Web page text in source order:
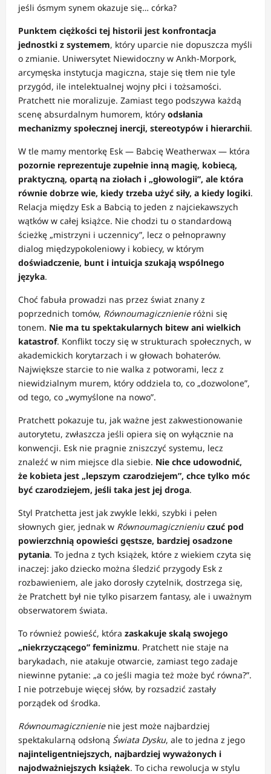
jeśli ósmym synem okazuje się… córka?
Punktem ciężkości tej historii jest konfrontacja
jednostki z systemem, który uparcie nie dopuszcza myśli
o zmianie. Uniwersytet Niewidoczny w Ankh-Morpork,
arcymęska instytucja magiczna, staje się tłem nie tyle
przygód, ile intelektualnej wojny płci i tożsamości.
Pratchett nie moralizuje. Zamiast tego podszywa każdą
scenę absurdalnym humorem, który odsłania
mechanizmy społecznej inercji, stereotypów i hierarchii.
W tle mamy mentorkę Esk — Babcię Weatherwax — która
pozornie reprezentuje zupełnie inną magię, kobiecą,
praktyczną, opartą na ziołach i „głowologii”, ale która
równie dobrze wie, kiedy trzeba użyć siły, a kiedy logiki.
Relacja między Esk a Babcią to jeden z najciekawszych
wątków w całej książce. Nie chodzi tu o standardową
ścieżkę „mistrzyni i uczennicy”, lecz o pełnoprawny
dialog międzypokoleniowy i kobiecy, w którym
doświadczenie, bunt i intuicja szukają wspólnego
języka.
Choć fabuła prowadzi nas przez świat znany z
poprzednich tomów, Równoumagicznienieróżni się
tonem. Nie ma tu spektakularnych bitew ani wielkich
katastrof. Konflikt toczy się w strukturach społecznych, w
akademickich korytarzach i w głowach bohaterów.
Największe starcie to nie walka z potworami, lecz z
niewidzialnym murem, który oddziela to, co „dozwolone”,
od tego, co „wymyślone na nowo”.
Pratchett pokazuje tu, jak ważne jest zakwestionowanie
autorytetu, zwłaszcza jeśli opiera się on wyłącznie na
konwencji. Esk nie pragnie zniszczyć systemu, lecz
znaleźć w nim miejsce dla siebie. Nie chce udowodnić,
że kobieta jest „lepszym czarodziejem”, chce tylko móc
być czarodziejem, jeśli taka jest jej droga.
Styl Pratchetta jest jak zwykle lekki, szybki i pełen
słownych gier, jednak w Równoumagicznieniu czuć pod
powierzchnią opowieści gęstsze, bardziej osadzone
pytania. To jedna z tych książek, które z wiekiem czyta się
inaczej: jako dziecko można śledzić przygody Esk z
rozbawieniem, ale jako dorosły czytelnik, dostrzega się,
że Pratchett był nie tylko pisarzem fantasy, ale i uważnym
obserwatorem świata.
To również powieść, która zaskakuje skalą swojego
„niekrzyczącego” feminizmu. Pratchett nie staje na
barykadach, nie atakuje otwarcie, zamiast tego zadaje
niewinne pytanie: „a co jeśli magia też może być równa?”.
I nie potrzebuje więcej słów, by rozsadzić zastały
porządek od środka.
Równoumagicznienienie jest może najbardziej
spektakularną odsłoną Świata Dysku, ale to jedna z jego
najinteligentniejszych, najbardziej wyważonych i
najodważniejszych książek. To cicha rewolucja w stylu